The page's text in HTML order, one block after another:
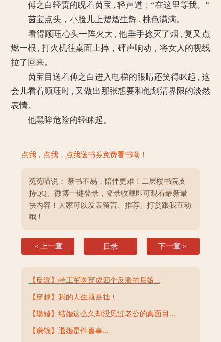
傅之白轻责的睨着茵宝 , 轻声道：“在这里等我。”
茵宝点头，小脸儿上熠熠生辉 , 桃色满满。
看得顾珏心头一阵火大 , 他垂手捻灭了烟 , 复又点
燃一根 , 打火机往桌面上摔，砰声响动，将女人的视线
拉了回来。
茵宝目送着傅之白进入电梯的眼睛还笑得眯起 , 这
会儿看着顾珏时 , 又做出那张想要和他划清界限的淡然
表情。
他黑眸危险的轻眯起。
点我，点我，点我送书券免费看书呦！
菟菟喵说： 新书不易，陪伴更难！二层楼书院支
持QQ、微博一键登录，登录收藏即可观看最新最
快内容！大家可以发表留言、推荐、打赏跟我互动
哦！
＜上一章 目录 下一章＞
【反派】特工军医穿成四个反派的后娘...
【穿越】我的人生就是挂！
【隐婚】结婚这么久却没见过老公的真面目...
【赚钱】退婚是件喜事...